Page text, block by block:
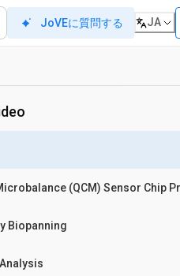
JoVEに質問する JA
(QCM) Sensor Chip
Biopanning